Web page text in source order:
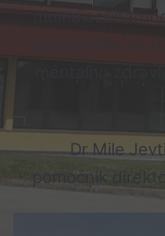
pacijentima na
mentalno
Dr Mile
pomoćnik